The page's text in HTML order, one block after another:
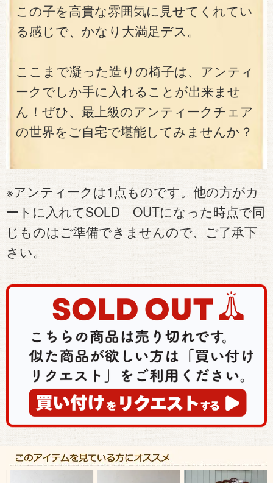
この子を高貴な雰囲気に見せてくれてい
る感じで、かなり大満足デス。
ここまで凝った造りの椅子は、アンティ
ークでしか手に入れることが出来ませ
ん！ぜひ、最上級のアンティークチェア
の世界をご自宅で堪能してみませんか？
※アンティークは1点ものです。他の方がカ
ートに入れてSOLD OUTになった時点で同
じものはご準備できませんので、ご了承下
さい。